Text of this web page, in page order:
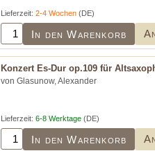
Lieferzeit: 2-4 Wochen (DE)
In den Warenkorb
Konzert Es-Dur op.109 für
von Glasunow, Alexander
Lieferzeit: 6-8 Werktage (DE)
In den Warenkorb